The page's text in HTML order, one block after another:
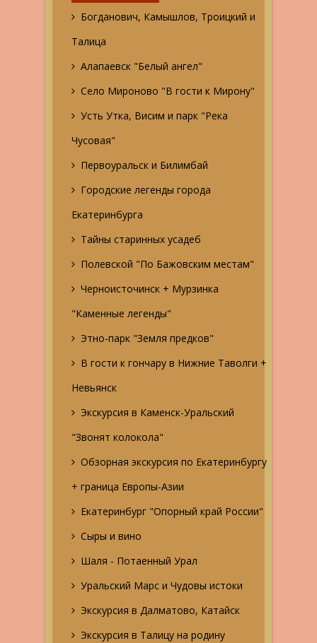
Богданович, Камышлов, Троицкий и
Талица
Алапаевск "Белый ангел"
Село Мироново "В гости к Мирону"
Усть Утка, Висим и парк "Река
Чусовая"
Первоуральск и Билимбай
Городские легенды города
Екатеринбурга
Тайны старинных усадеб
Полевской "По Бажовским местам"
Черноисточинск + Мурзинка
"Каменные легенды"
Этно-парк "Земля предков"
В гости к гончару в Нижние Таволги +
Невьянск
Экскурсия в Каменск-Уральский
"Звонят колокола"
Обзорная экскурсия по Екатеринбургу
+ граница Европы-Азии
Екатеринбург "Опорный край России"
Сыры и вино
Шаля - Потаенный Урал
Уральский Марс и Чудовы истоки
Экскурсия в Далматово, Катайск
Экскурсия в Талицу на родину